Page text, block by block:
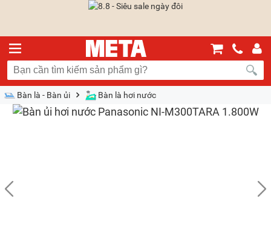
Bàn là - Bàn ủi Bàn là hơi nước